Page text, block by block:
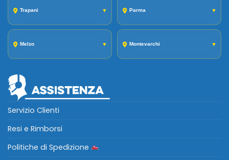
Trapani ▼ Parma ▼
Melzo ▼ Montevarchi ▼
Servizio Clienti
Resi e Rimborsi
Politiche di Spedizione